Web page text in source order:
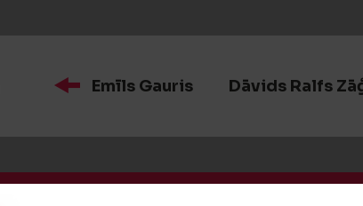
Emīls Gauris Dāvids Ralfs